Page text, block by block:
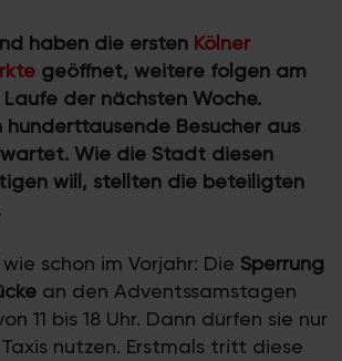
haben die ersten Kölner
geöffnet, weitere folgen am
der nächsten Woche.
Besucher aus
Wie die Stadt diesen
will, stellten die beteiligten
schon im Vorjahr: Die Sperrung
an den Adventssamstagen
11 bis 18 Uhr. Dann dürfen sie nur
Taxis nutzen. Erstmals tritt diese